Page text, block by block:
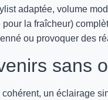
adaptée, volume
la fraîcheur)
ou provoquer des
sans
un éclairage